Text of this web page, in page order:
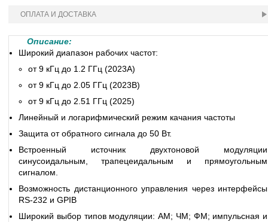
ОПЛАТА И ДОСТАВКА
Описание:
Широкий диапазон рабочих частот:
от 9 кГц до 1.2 ГГц (2023А)
от 9 кГц до 2.05 ГГц (2023В)
от 9 кГц до 2.51 ГГц (2025)
Линейный и логарифмический режим качания частоты
Защита от обратного сигнала до 50 Вт.
Встроенный источник двухтоновой модуляции
синусоидальным, трапецеидальным и прямоугольным
сигналом.
Возможность дистанционного управления через интерфейсы
RS-232 и GPIB
Широкий выбор типов модуляции: АМ; ЧМ; ФМ; импульсная и